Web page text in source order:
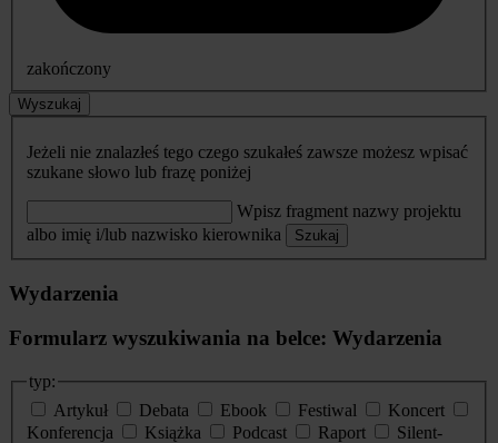
zakończony
Wyszukaj
Jeżeli nie znalazłeś tego czego szukałeś zawsze możesz wpisać
szukane słowo lub frazę poniżej
Wpisz fragment nazwy projektu
albo imię i/lub nazwisko kierownika
Szukaj
Wydarzenia
Formularz wyszukiwania na belce: Wydarzenia
typ:
Artykuł
Debata Ebook Festiwal
Koncert
Konferencja
Książka Podcast Raport
Silent-